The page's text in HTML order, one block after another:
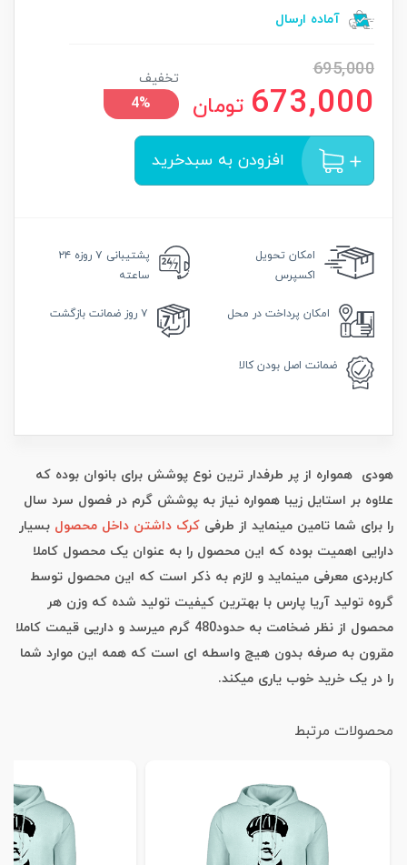
آماده ارسال
695,000
673,000 تومان
تخفیف
4%
افزودن به سبدخرید
امکان تحویل
اکسپرس
پشتیبانی
۷ روزه ۲۴
ساعته
امکان پرداخت در محل ۷ روز ضمانت بازگشت
ضمانت اصل بودن کالا
هودی همواره از پر طرفدار ترین نوع پوشش برای بانوان بوده که
علاوه بر استایل زیبا همواره نیاز به پوشش گرم در فصول سرد سال
را برای شما تامین مینماید از طرفی کرک داشتن داخل محصول بسیار
دارایی اهمیت بوده که این محصول را به عنوان یک محصول کاملا
کاربردی معرفی مینماید و لازم به ذکر است که این محصول توسط
گروه تولید آریا پارس با بهترین کیفیت تولید شده که وزن هر
محصول از نظر ضخامت به حدود480 گرم میرسد و داریی قیمت کاملا
مقرون به صرفه بدون هیچ واسطه ای است که همه این موارد شما
را در یک خرید خوب یاری میکند.
محصولات مرتبط